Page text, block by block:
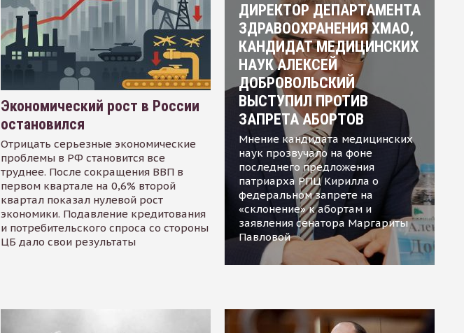
Экономический рост в России
остановился
Отрицать серьезные экономические
проблемы в РФ становится все
труднее. После сокращения ВВП в
первом квартале на 0,6% второй
квартал показал нулевой рост
экономики. Подавление кредитования
и потребительского спроса со стороны
ЦБ дало свои результаты
ДИРЕКТОР ДЕПАРТАМЕНТА
ЗДРАВООХРАНЕНИЯ ХМАО,
КАНДИДАТ МЕДИЦИНСКИХ
НАУК АЛЕКСЕЙ
ДОБРОВОЛЬСКИЙ
ВЫСТУПИЛ ПРОТИВ
ЗАПРЕТА АБОРТОВ
Мнение кандидата медицинских
наук прозвучало на фоне
последнего предложения
патриарха РПЦ Кирилла о
федеральном запрете на
«склонение» к абортам и
заявления сенатора Маргариты
Павловой